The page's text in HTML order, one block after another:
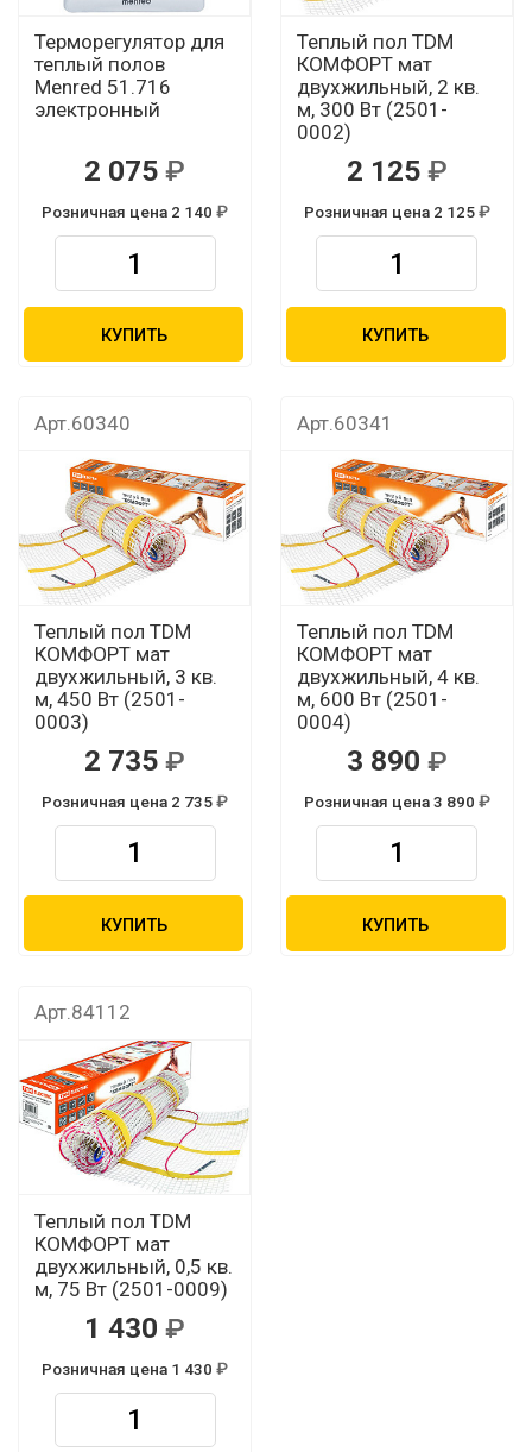
Терморегулятор для
теплый полов
Menred 51.716
электронный
2 075
Розничная цена 2 140
КУПИТЬ
Теплый пол TDM
КОМФОРТ мат
двухжильный, 2 кв.
м, 300 Вт (2501-
0002)
2 125
Розничная цена 2 125
КУПИТЬ
Арт.60340
Теплый пол TDM
КОМФОРТ мат
двухжильный, 3 кв.
м, 450 Вт (2501-
0003)
2 735
Розничная цена 2 735
КУПИТЬ
Арт.60341
Теплый пол TDM
КОМФОРТ мат
двухжильный, 4 кв.
м, 600 Вт (2501-
0004)
3 890
Розничная цена 3 890
КУПИТЬ
Арт.84112
Теплый пол TDM
КОМФОРТ мат
двухжильный, 0,5 кв.
м, 75 Вт (2501-0009)
1 430
Розничная цена 1 430